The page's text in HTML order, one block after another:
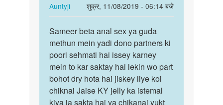
goda
metun
mordaj
Auntyji
शुक्र, 11/08/2019 - 06:14 बजे
In
reply
to
Ladke
se
gudamathun
by
sameer
Sameer
beta
anal
sex
ya
guda…
Sameer beta anal sex ya guda
methun mein yadi dono partners ki
poori sehmati hai issey karney
mein to kar saktay hai lekin wo part
bohot dry hota hai jiskey liye koi
chiknai Jaise KY jelly ka istemal
kiya ja sakta hai ya chikanai yukt